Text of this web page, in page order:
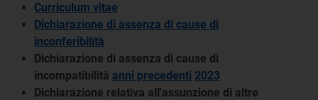
Curriculum vitae
Dichiarazione di assenza di cause di
inconferibilità
Dichiarazione di assenza di cause di
incompatibilità anni precedenti 2023
Dichiarazione relativa all'assunzione di altre